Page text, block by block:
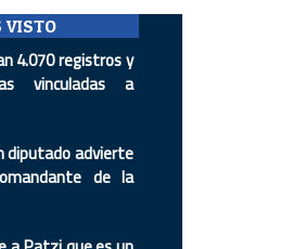
VISTO
4.070 registros y
vinculadas a
diputado advierte
de la